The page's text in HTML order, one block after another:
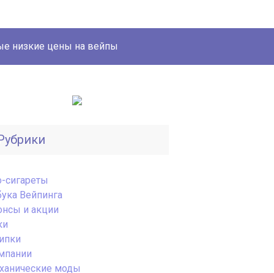
низкие цены на вейпы
сигареты
Вейпинга
и акции
моды